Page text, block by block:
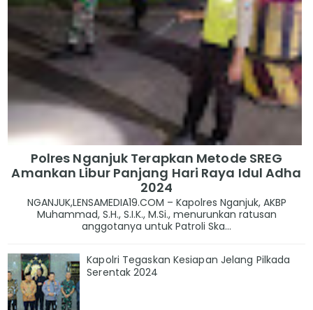
Polres Nganjuk Terapkan Metode SREG
Amankan Libur Panjang Hari Raya Idul Adha
2024
NGANJUK,LENSAMEDIA19.COM – Kapolres Nganjuk, AKBP
Muhammad, S.H., S.I.K., M.Si., menurunkan ratusan
anggotanya untuk Patroli Ska...
Kapolri Tegaskan Kesiapan Jelang Pilkada
Serentak 2024